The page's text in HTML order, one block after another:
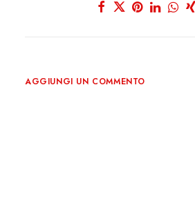
AGGIUNGI UN COMMENTO